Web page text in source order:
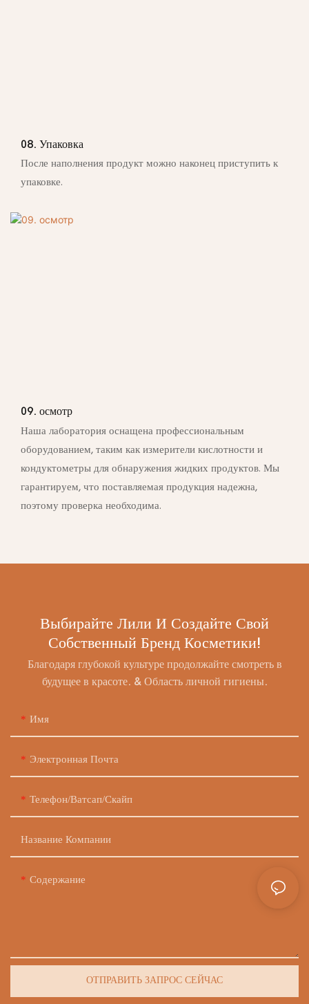
08. Упаковка
После наполнения продукт можно наконец приступить к
упаковке.
09. осмотр
Наша лаборатория оснащена профессиональным
оборудованием, таким как измерители кислотности и
кондуктометры для обнаружения жидких продуктов. Мы
гарантируем, что поставляемая продукция надежна,
поэтому проверка необходима.
Выбирайте Лили И Создайте Свой
Собственный Бренд Косметики!
Благодаря глубокой культуре продолжайте смотреть в
будущее в красоте. & Область личной гигиены.
Имя
Электронная Почта
Телефон/ватсап/скайп
Название Компании
Содержание
ОТПРАВИТЬ ЗАПРОС СЕЙЧАС